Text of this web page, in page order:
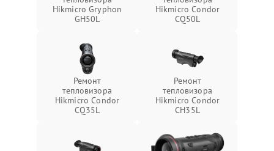
Hikmicro Gryphon
GH50L
Hikmicro Condor
CQ50L
Ремонт
тепловизора
Hikmicro Condor
CQ35L
Ремонт
тепловизора
Hikmicro Condor
CH35L